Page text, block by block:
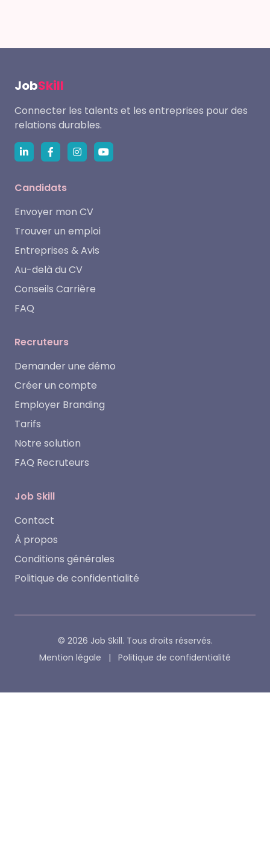
JobSkill
Connecter les talents et les entreprises pour des
relations durables.
Candidats
Envoyer mon CV
Trouver un emploi
Entreprises & Avis
Au-delà du CV
Conseils Carrière
FAQ
Recruteurs
Demander une démo
Créer un compte
Employer Branding
Tarifs
Notre solution
FAQ Recruteurs
Job Skill
Contact
À propos
Conditions générales
Politique de confidentialité
© 2026 Job Skill. Tous droits réservés.
Mention légale
| Politique de confidentialité